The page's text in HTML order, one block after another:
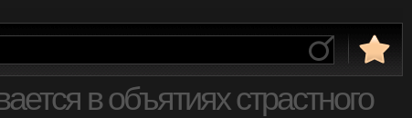
в объятиях страстного